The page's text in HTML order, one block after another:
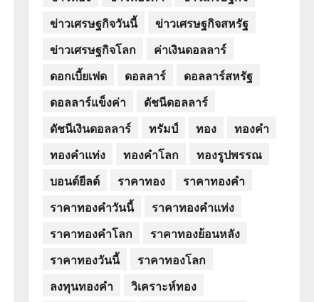
ข่าวเศรษฐกิจวันนี้
ข่าวเศรษฐกิจสหรัฐ
ข่าวเศรษฐกิจโลก
ค่าเงินดอลลาร์
ดอกเบี้ยเฟด
ดอลลาร์
ดอลลาร์สหรัฐ
ดอลลาร์แข็งค่า
ดัชนีดอลลาร์
ดัชนีเงินดอลลาร์
ทรัมป์ ทอง
ทองคำ
ทองคำแท่ง
ทองคำโลก
ทองรูปพรรณ
บอนด์ยีลด์
ราคาทอง
ราคาทองคำ
ราคาทองคำวันนี้
ราคาทองคำแท่ง
ราคาทองคำโลก
ราคาทองย้อนหลัง
ราคาทองวันนี้
ราคาทองโลก
ลงทุนทองคำ
วิเคราะห์ทอง